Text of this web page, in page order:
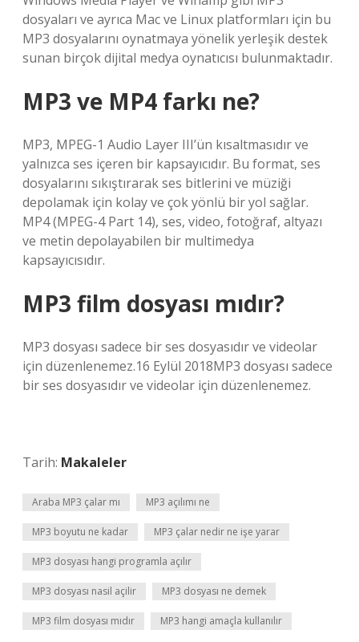
dosyaları ve ayrıca Mac ve Linux platformları için bu
MP3 dosyalarını oynatmaya yönelik yerleşik destek
sunan birçok dijital medya oynatıcısı bulunmaktadır.
MP3 ve MP4 farkı ne?
MP3, MPEG-1 Audio Layer III’ün kısaltmasıdır ve
yalnızca ses içeren bir kapsayıcıdır. Bu format, ses
dosyalarını sıkıştırarak ses bitlerini ve müziği
depolamak için kolay ve çok yönlü bir yol sağlar.
MP4 (MPEG-4 Part 14), ses, video, fotoğraf, altyazı
ve metin depolayabilen bir multimedya
kapsayıcısıdır.
MP3 film dosyası mıdır?
MP3 dosyası sadece bir ses dosyasıdır ve videolar
için düzenlenemez.16 Eylül 2018MP3 dosyası sadece
bir ses dosyasıdır ve videolar için düzenlenemez.
Tarih: Makaleler
Araba MP3 çalar mı MP3 açılımı ne
MP3 boyutu ne kadar MP3 çalar nedir ne işe yarar
MP3 dosyası hangi programla açılır
MP3 dosyası nasil açilir MP3 dosyası ne demek
MP3 film dosyası mıdır MP3 hangi amaçla kullanılır